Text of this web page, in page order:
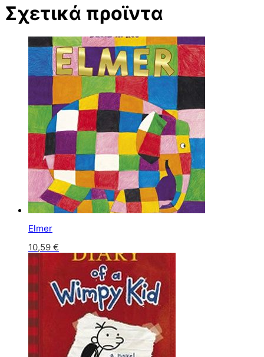
Σχετικά προϊντα
Elmer
10,59 €